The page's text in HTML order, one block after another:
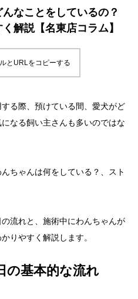
なことをしているの？
解説【名東店コラム】
とURLをコピーする
る際、預けている間、愛犬がど
なる飼い主さんも多いのではな
ちゃんは何をしている？、スト
流れと、施術中にわんちゃんが
りやすく解説します。
の基本的な流れ